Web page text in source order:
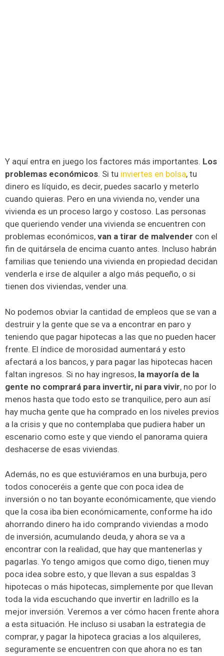
Y aquí entra en juego los factores más importantes. Los
problemas económicos. Si tu inviertes en bolsa, tu
dinero es líquido, es decir, puedes sacarlo y meterlo
cuando quieras. Pero en una vivienda no, vender una
vivienda es un proceso largo y costoso. Las personas
que queriendo vender una vivienda se encuentren con
problemas económicos, van a tirar de malvender con el
fin de quitársela de encima cuanto antes. Incluso habrán
familias que teniendo una vivienda en propiedad decidan
venderla e irse de alquiler a algo más pequeño, o si
tienen dos viviendas, vender una.
No podemos obviar la cantidad de empleos que se van a
destruir y la gente que se va a encontrar en paro y
teniendo que pagar hipotecas a las que no pueden hacer
frente. El índice de morosidad aumentará y esto
afectará a los bancos, y para pagar las hipotecas hacen
faltan ingresos. Si no hay ingresos, la mayoría de la
gente no comprará para invertir, ni para vivir, no por lo
menos hasta que todo esto se tranquilice, pero aun así
hay mucha gente que ha comprado en los niveles previos
a la crisis y que no contemplaba que pudiera haber un
escenario como este y que viendo el panorama quiera
deshacerse de esas viviendas.
Además, no es que estuviéramos en una burbuja, pero
todos conoceréis a gente que con poca idea de
inversión o no tan boyante económicamente, que viendo
que la cosa iba bien económicamente, conforme ha ido
ahorrando dinero ha ido comprando viviendas a modo
de inversión, acumulando deuda, y ahora se va a
encontrar con la realidad, que hay que mantenerlas y
pagarlas. Yo tengo amigos que como digo, tienen muy
poca idea sobre esto, y que llevan a sus espaldas 3
hipotecas o más hipotecas, simplemente por que llevan
toda la vida escuchando que invertir en ladrillo es la
mejor inversión. Veremos a ver cómo hacen frente ahora
a esta situación. He incluso si usaban la estrategia de
comprar, y pagar la hipoteca gracias a los alquileres,
seguramente se encuentren con que ahora no es tan